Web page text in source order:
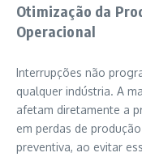
Otimização da
Operacional
Interrupções não
qualquer indústria. A
afetam diretamente a
em perdas de
preventiva, ao evitar